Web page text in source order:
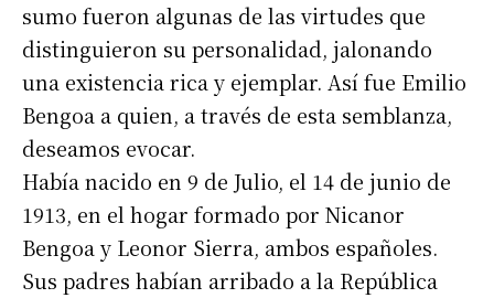
sumo fueron algunas de las virtudes que
distinguieron su personalidad, jalonando
una existencia rica y ejemplar. Así fue Emilio
Bengoa a quien, a través de esta semblanza,
deseamos evocar.
Había nacido en 9 de Julio, el 14 de junio de
1913, en el hogar formado por Nicanor
Bengoa y Leonor Sierra, ambos españoles.
Sus padres habían arribado a la República